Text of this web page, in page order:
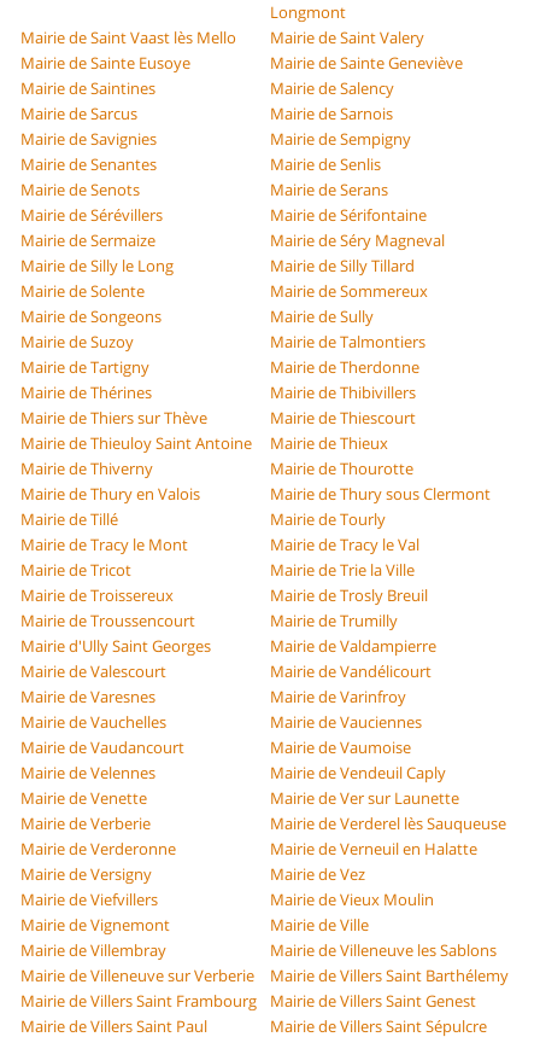
Longmont
Mairie de Saint Vaast lès Mello
Mairie de Saint Valery
Mairie de Sainte Eusoye
Mairie de Sainte Geneviève
Mairie de Saintines
Mairie de Salency
Mairie de Sarcus
Mairie de Sarnois
Mairie de Savignies
Mairie de Sempigny
Mairie de Senantes
Mairie de Senlis
Mairie de Senots
Mairie de Serans
Mairie de Sérévillers
Mairie de Sérifontaine
Mairie de Sermaize
Mairie de Séry Magneval
Mairie de Silly le Long
Mairie de Silly Tillard
Mairie de Solente
Mairie de Sommereux
Mairie de Songeons
Mairie de Sully
Mairie de Suzoy
Mairie de Talmontiers
Mairie de Tartigny
Mairie de Therdonne
Mairie de Thérines
Mairie de Thibivillers
Mairie de Thiers sur Thève
Mairie de Thiescourt
Mairie de Thieuloy Saint Antoine
Mairie de Thieux
Mairie de Thiverny
Mairie de Thourotte
Mairie de Thury en Valois
Mairie de Thury sous Clermont
Mairie de Tillé
Mairie de Tourly
Mairie de Tracy le Mont
Mairie de Tracy le Val
Mairie de Tricot
Mairie de Trie la Ville
Mairie de Troissereux
Mairie de Trosly Breuil
Mairie de Troussencourt
Mairie de Trumilly
Mairie d'Ully Saint Georges
Mairie de Valdampierre
Mairie de Valescourt
Mairie de Vandélicourt
Mairie de Varesnes
Mairie de Varinfroy
Mairie de Vauchelles
Mairie de Vauciennes
Mairie de Vaudancourt
Mairie de Vaumoise
Mairie de Velennes
Mairie de Vendeuil Caply
Mairie de Venette
Mairie de Ver sur Launette
Mairie de Verberie
Mairie de Verderel lès Sauqueuse
Mairie de Verderonne
Mairie de Verneuil en Halatte
Mairie de Versigny
Mairie de Vez
Mairie de Viefvillers
Mairie de Vieux Moulin
Mairie de Vignemont
Mairie de Ville
Mairie de Villembray
Mairie de Villeneuve les Sablons
Mairie de Villeneuve sur Verberie
Mairie de Villers Saint Barthélemy
Mairie de Villers Saint Frambourg
Mairie de Villers Saint Genest
Mairie de Villers Saint Paul
Mairie de Villers Saint Sépulcre